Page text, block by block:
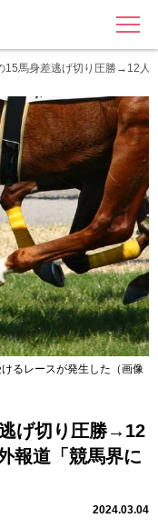
MENU
15馬身差逃げ切り圧勝→12
るレースが発生した（画像
げ切り圧勝→12
報道「競馬界に
2024.03.04